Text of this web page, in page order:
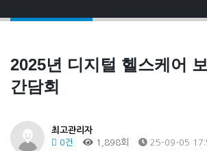
2025년 디지털 헬스케어
간담회
최고관리자
0건
1,898회 25-09-05